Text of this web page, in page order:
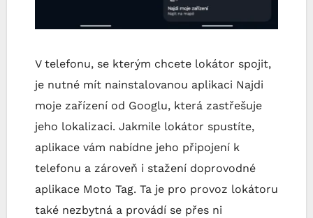
V telefonu, se kterým chcete lokátor spojit,
je nutné mít nainstalovanou aplikaci Najdi
moje zařízení od Googlu, která zastřešuje
jeho lokalizaci. Jakmile lokátor spustíte,
aplikace vám nabídne jeho připojení k
telefonu a zároveň i stažení doprovodné
aplikace Moto Tag. Ta je pro provoz lokátoru
také nezbytná a provádí se přes ni